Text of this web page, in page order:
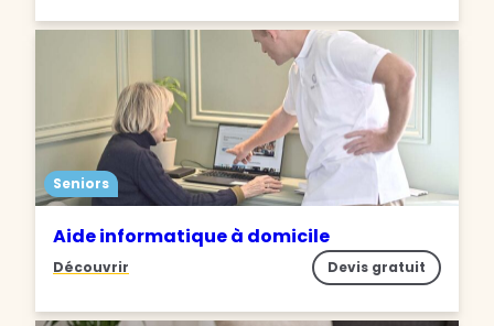
Seniors
Aide informatique à domicile
Découvrir Devis gratuit